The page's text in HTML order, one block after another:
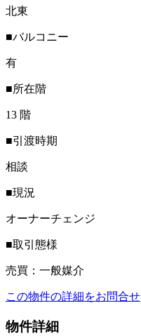
北東
■バルコニー
有
■所在階
13 階
■引渡時期
相談
■現況
オーナーチェンジ
■取引態様
売買：一般媒介
この物件の詳細をお問合せ
物件詳細